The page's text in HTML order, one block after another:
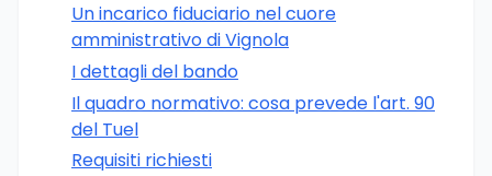
Un incarico fiduciario nel cuore
amministrativo di Vignola
I dettagli del bando
Il quadro normativo: cosa prevede l'art. 90
del Tuel
Requisiti richiesti